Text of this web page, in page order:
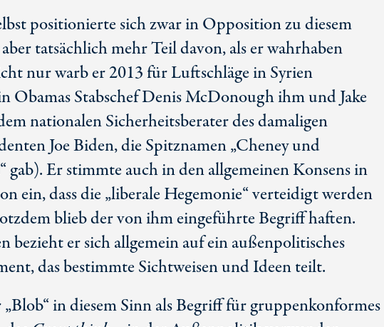
positionierte sich zwar in Opposition zu diesem
tatsächlich mehr Teil davon, als er wahrhaben
nur warb er 2013 für Luftschläge in Syrien
Obamas Stabschef Denis McDonough ihm und Jake
nationalen Sicherheitsberater des damaligen
Joe Biden, die Spitznamen „Cheney und
gab). Er stimmte auch in den allgemeinen Konsens in
ein, dass die „liberale Hegemonie“ verteidigt werden
blieb der von ihm eingeführte Begriff haften.
bezieht er sich allgemein auf ein außenpolitisches
das bestimmte Sichtweisen und Ideen teilt.
in diesem Sinn als Begriff für gruppenkonformes